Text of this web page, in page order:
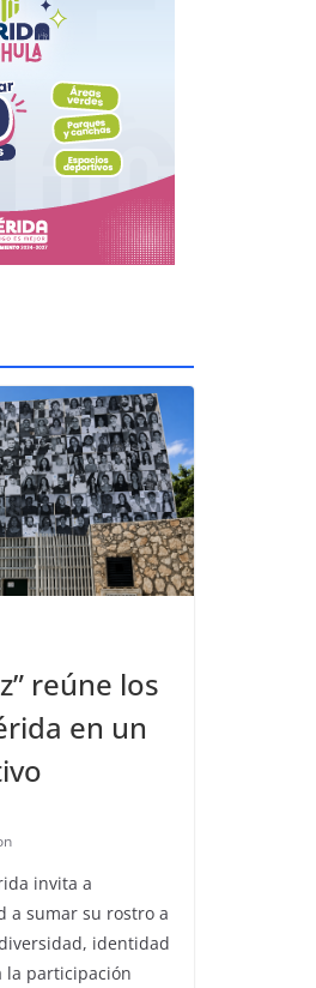
reúne los
en un
invita a
a sumar su rostro a
identidad
la participación